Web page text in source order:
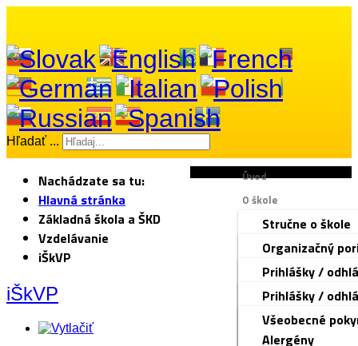
Hľadať ...
Úvod
O škole
Stručne o škole
Manažment
Zamestnanci
Rada školy
Voľné
Ochrana
Dokumenty
Organizačný
Kolektívna
Stratégia bez
Školský poriadok
pre
Správa o VVČ
Základná škola a ŠKD
Prihlášky /
Organizácia
Triednictvo
Rozvrh hodín
Materská škola
Prihlášky /
Čo by malo 3-
Zoznam potrieb
Školská jedáleň
Všeobecné
Alergény
Tlačivá
Nachádzate sa tu:
Hlavná stránka
Základná škola a ŠKD
Vzdelávanie
iŠkVP
iŠkVP